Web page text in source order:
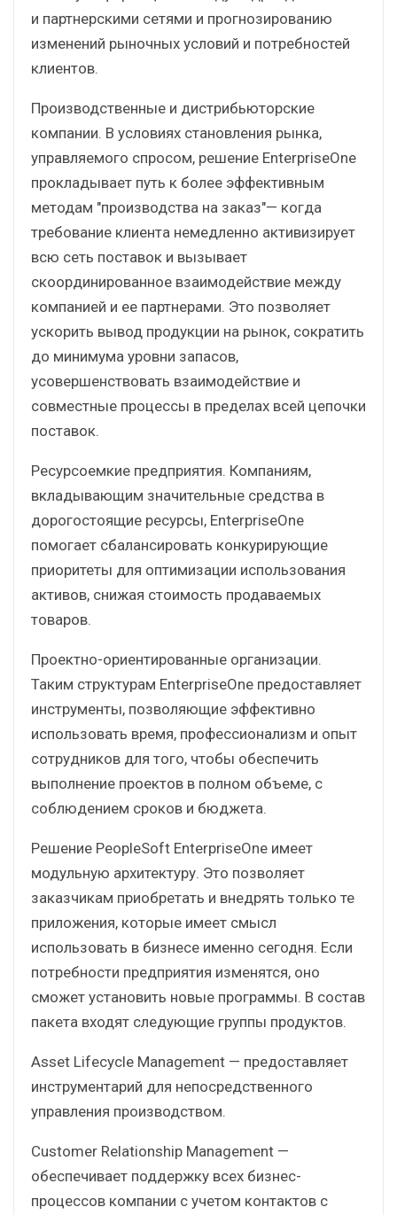
и партнерскими сетями и прогнозированию
изменений рыночных условий и потребностей
клиентов.
Производственные и дистрибьюторские
компании. В условиях становления рынка,
управляемого спросом, решение EnterpriseOne
прокладывает путь к более эффективным
методам "производства на заказ"— когда
требование клиента немедленно активизирует
всю сеть поставок и вызывает
скоординированное взаимодействие между
компанией и ее партнерами. Это позволяет
ускорить вывод продукции на рынок, сократить
до минимума уровни запасов,
усовершенствовать взаимодействие и
совместные процессы в пределах всей цепочки
поставок.
Ресурсоемкие предприятия. Компаниям,
вкладывающим значительные средства в
дорогостоящие ресурсы, EnterpriseOne
помогает сбалансировать конкурирующие
приоритеты для оптимизации использования
активов, снижая стоимость продаваемых
товаров.
Проектно-ориентированные организации.
Таким структурам EnterpriseOne предоставляет
инструменты, позволяющие эффективно
использовать время, профессионализм и опыт
сотрудников для того, чтобы обеспечить
выполнение проектов в полном объеме, с
соблюдением сроков и бюджета.
Решение PeopleSoft EnterpriseOne имеет
модульную архитектуру. Это позволяет
заказчикам приобретать и внедрять только те
приложения, которые имеет смысл
использовать в бизнесе именно сегодня. Если
потребности предприятия изменятся, оно
сможет установить новые программы. В состав
пакета входят следующие группы продуктов.
Asset Lifecycle Management — предоставляет
инструментарий для непосредственного
управления производством.
Customer Relationship Management —
обеспечивает поддержку всех бизнес-
процессов компании с учетом контактов с